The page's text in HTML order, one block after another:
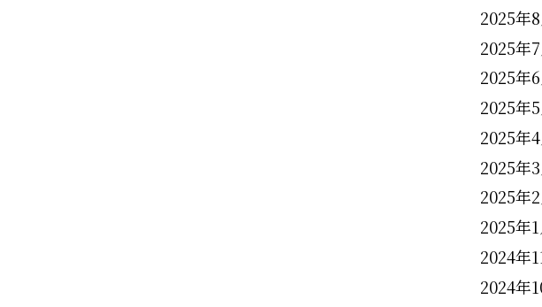
2025年
2025年
2025年
2025年
2025年
2025年
2025年
2025年1
2024年
2024年